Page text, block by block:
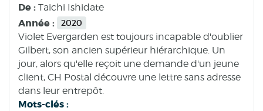
De : Taichi Ishidate
Année : 2020
Violet Evergarden est toujours incapable d'oublier
Gilbert, son ancien supérieur hiérarchique. Un
jour, alors qu'elle reçoit une demande d'un jeune
client, CH Postal découvre une lettre sans adresse
dans leur entrepôt.
Mots-clés :